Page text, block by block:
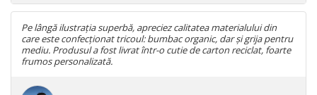
Pe lângă ilustrația superbă, apreciez calitatea materialului din
care este confecționat tricoul: bumbac organic, dar și grija pentru
mediu. Produsul a fost livrat într-o cutie de carton reciclat, foarte
frumos personalizată.